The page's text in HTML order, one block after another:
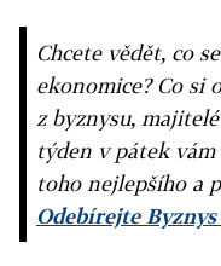
Chcete vědět, co
ekonomice? Co si
z byznysu,
týden v pátek
toho nejlepšího a
Odebírejte